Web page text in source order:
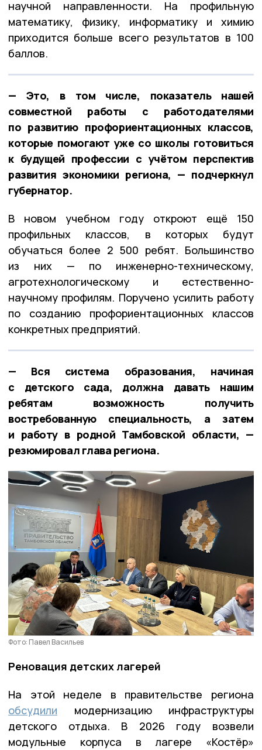
научной направленности. На профильную
математику, физику, информатику и химию
приходится больше всего результатов в 100
баллов.
— Это, в том числе, показатель нашей
совместной работы с работодателями
по развитию профориентационных классов,
которые помогают уже со школы готовиться
к будущей профессии с учётом перспектив
развития экономики региона, — подчеркнул
губернатор.
В новом учебном году откроют ещё 150
профильных классов, в которых будут
обучаться более 2 500 ребят. Большинство
из них — по инженерно-техническому,
агротехнологическому и естественно-
научному профилям. Поручено усилить работу
по созданию профориентационных классов
конкретных предприятий.
— Вся система образования, начиная
с детского сада, должна давать нашим
ребятам возможность получить
востребованную специальность, а затем
и работу в родной Тамбовской области, —
резюмировал глава региона.
Фото: Павел Васильев
Реновация детских лагерей
На этой неделе в правительстве региона
обсудили модернизацию инфраструктуры
детского отдыха. В 2026 году возвели
модульные корпуса в лагере «Костёр»